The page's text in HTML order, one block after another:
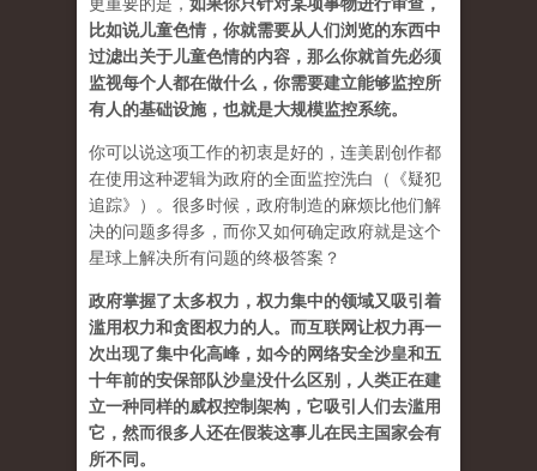
比如说儿童色情，你就需要从人们浏览的东西中
过滤出关于儿童色情的内容，那么你就首先必须
监视每个人都在做什么，你需要建立能够监控所
有人的基础设施，也就是大规模监控系统。
你可以说这项工作的初衷是好的，连美剧创作都
在使用这种逻辑为政府的全面监控洗白（《疑犯
追踪》）。很多时候，政府制造的麻烦比他们解
决的问题多得多，而你又如何确定政府就是这个
星球上解决所有问题的终极答案？
政府掌握了太多权力，权力集中的领域又吸引着
滥用权力和贪图权力的人。而互联网让权力再一
次出现了集中化高峰，如今的网络安全沙皇和五
十年前的安保部队沙皇没什么区别，人类正在建
立一种同样的威权控制架构，它吸引人们去滥用
它，然而很多人还在假装这事儿在民主国家会有
所不同。